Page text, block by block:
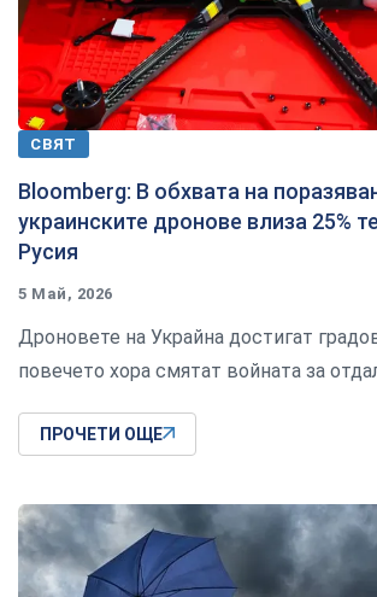
СВЯТ
Bloomberg: В обхвата на
украинските дронове влиза 25%
Русия
5 Май, 2026
Дроновете на Украйна достигат
повечето хора смятат войната за
ПРОЧЕТИ ОЩЕ